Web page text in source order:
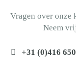
Vragen over onze
Neem
+31 (0)416